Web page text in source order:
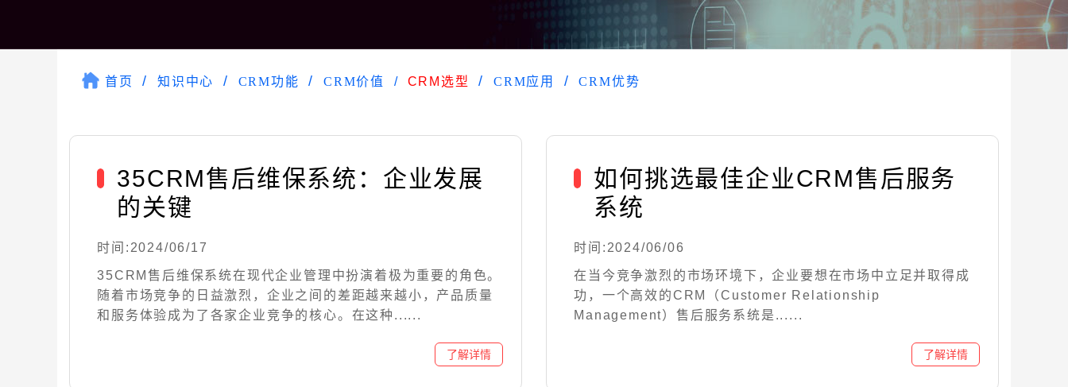
首页 知识中心 CRM功能 CRM价值 CRM选型 CRM应用 CRM优势
35CRM售后维保系统：企业发展
的关键
时间:2024/06/17
35CRM售后维保系统在现代企业管理中扮演着极为重要的角色。
随着市场竞争的日益激烈，企业之间的差距越来越小，产品质量
和服务体验成为了各家企业竞争的核心。在这种......
如何挑选最佳企业CRM售后服务
系统
时间:2024/06/06
在当今竞争激烈的市场环境下，企业要想在市场中立足并取得成
功，一个高效的CRM（Customer Relationship
Management）售后服务系统是......